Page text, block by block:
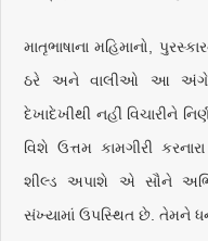
માતૃભાષાના મહિમાનો,
ઠરે અને વાલીઓ આ અંગે
દેખાદેખીથી નહીં વિચારીને
વિશે ઉત્તમ કામગીરી
શીલ્ડ અપાશે એ સૌને
સંખ્યામાં ઉપસ્થિત છે. તેમને